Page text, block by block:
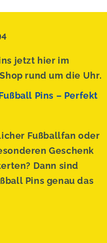
jetzt hier im
rund um die Uhr.
Pins – Perfekt
Fußballfan oder
Geschenk
Dann sind
Pins genau das